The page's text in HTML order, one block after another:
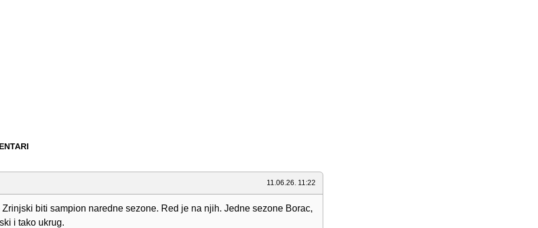
11.06.26. 11:22
Zrinjski biti sampion naredne sezone. Red je na njih. Jedne sezone Borac,
i tako ukrug.